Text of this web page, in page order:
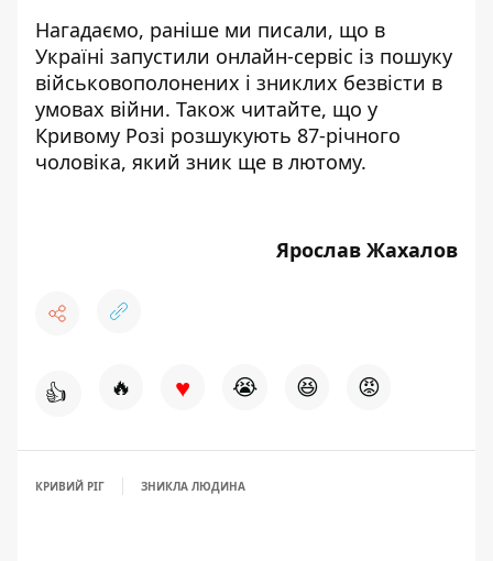
Нагадаємо, раніше ми писали, що в
Україні запустили онлайн-сервіс із пошуку
військовополонених і зниклих безвісти в
умовах війни. Також читайте, що у
Кривому Розі розшукують 87-річного
чоловіка, який зник ще в лютому.
Ярослав Жахалов
👍 🔥 ♥ 😭 😆 😡
КРИВИЙ РІГ ЗНИКЛА ЛЮДИНА